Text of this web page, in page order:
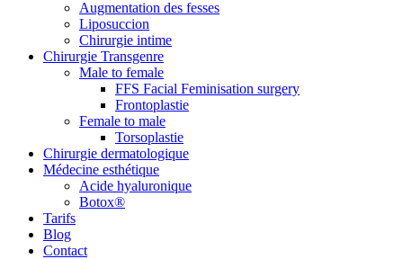
Augmentation des fesses
Liposuccion
Chirurgie intime
Chirurgie Transgenre
Male to female
FFS Facial Feminisation surgery
Frontoplastie
Female to male
Torsoplastie
Chirurgie dermatologique
Médecine esthétique
Acide hyaluronique
Botox®
Tarifs
Blog
Contact